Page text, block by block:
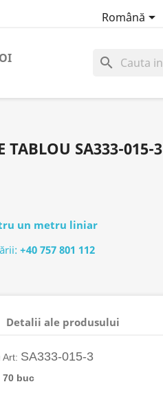
Română
search
TABLOU SA333-015-3
un metru liniar
+40 757 801 112
Detalii ale produsului
Art: SA333-015-3
70 buc